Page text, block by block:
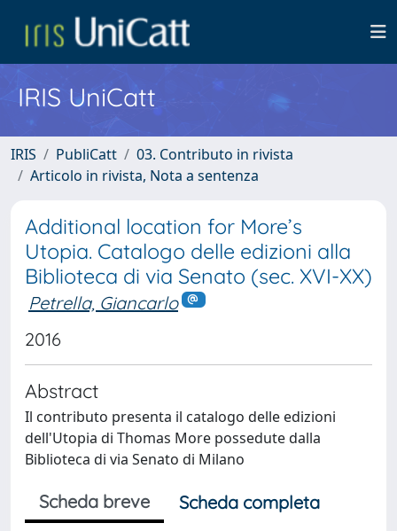
IRIS UniCatt
IRIS PubliCatt
03. Contributo in rivista
Articolo in rivista, Nota a sentenza
Additional location for More’s
Utopia. Catalogo delle edizioni alla
Biblioteca di via Senato (sec. XVI-XX)
Petrella, Giancarlo
2016
Abstract
Il contributo presenta il catalogo delle edizioni
dell'Utopia di Thomas More possedute dalla
Biblioteca di via Senato di Milano
Scheda breve
Scheda completa